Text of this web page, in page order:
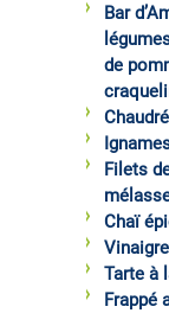
Bar
de
Filets
Chaï
Tarte à
Frappé